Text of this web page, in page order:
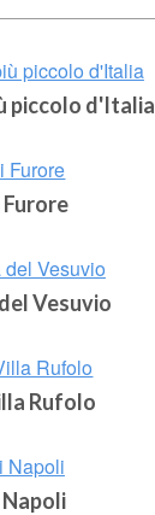
piccolo d'Italia
Vesuvio
Rufolo